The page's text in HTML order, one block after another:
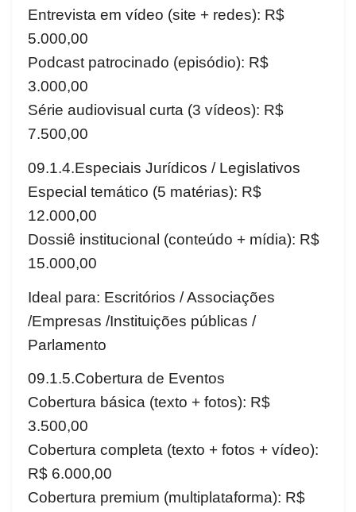
Entrevista em vídeo (site + redes): R$
5.000,00
Podcast patrocinado (episódio): R$
3.000,00
Série audiovisual curta (3 vídeos): R$
7.500,00
09.1.4.Especiais Jurídicos / Legislativos
Especial temático (5 matérias): R$
12.000,00
Dossiê institucional (conteúdo + mídia): R$
15.000,00
Ideal para: Escritórios / Associações
/Empresas /Instituições públicas /
Parlamento
09.1.5.Cobertura de Eventos
Cobertura básica (texto + fotos): R$
3.500,00
Cobertura completa (texto + fotos + vídeo):
R$ 6.000,00
Cobertura premium (multiplataforma): R$